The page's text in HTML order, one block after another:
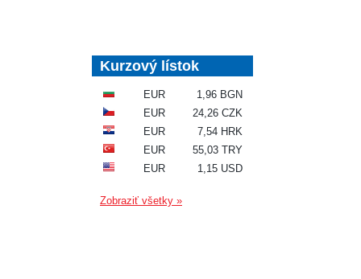
Kurzový lístok
EUR
1,96 BGN
EUR
24,26 CZK
EUR
7,54 HRK
EUR
55,03 TRY
EUR
1,15 USD
Zobraziť všetky »